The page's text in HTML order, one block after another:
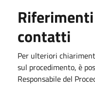
contatti
Per ulteriori
sul procedimento, è
Responsabile del